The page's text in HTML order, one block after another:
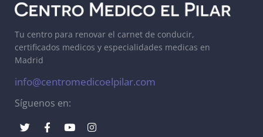
Tu centro para renovar el carnet de conducir,
certificados medicos y especialidades medicas en
Madrid
info@centromedicoelpilar.com
Síguenos en: